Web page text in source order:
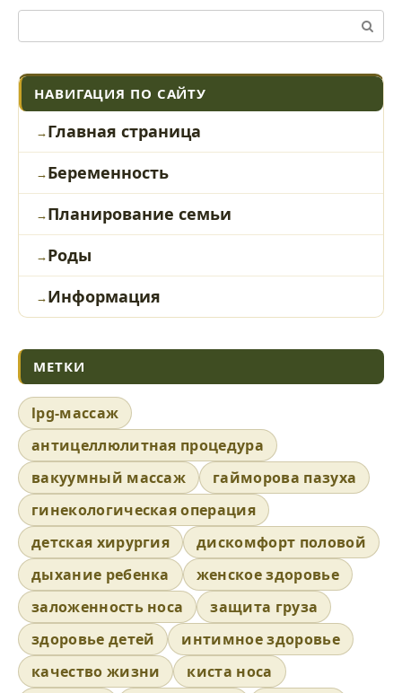
НАВИГАЦИЯ ПО САЙТУ
Главная страница
Беременность
Планирование семьи
Роды
Информация
МЕТКИ
lpg-массаж
антицеллюлитная процедура
вакуумный массаж
гайморова пазуха
гинекологическая операция
детская хирургия
дискомфорт половой
дыхание ребенка
женское здоровье
заложенность носа
защита груза
здоровье детей
интимное здоровье
качество жизни
киста носа